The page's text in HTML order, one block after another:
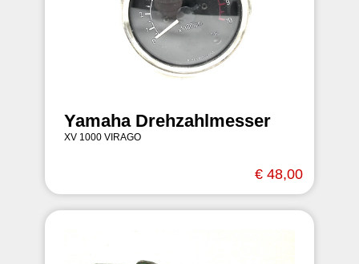
Yamaha Drehzahlmesser
XV 1000 VIRAGO
€ 48,00